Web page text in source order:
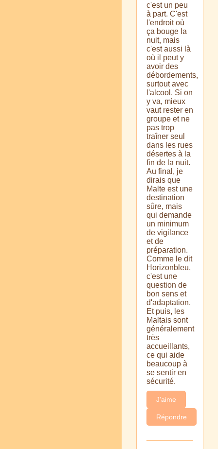
c'est un peu
à part. C'est
l'endroit où
ça bouge la
nuit, mais
c'est aussi là
où il peut y
avoir des
débordements,
surtout avec
l'alcool. Si on
y va, mieux
vaut rester en
groupe et ne
pas trop
traîner seul
dans les rues
désertes à la
fin de la nuit.
Au final, je
dirais que
Malte est une
destination
sûre, mais
qui demande
un minimum
de vigilance
et de
préparation.
Comme le dit
Horizonbleu,
c'est une
question de
bon sens et
d'adaptation.
Et puis, les
Maltais sont
généralement
très
accueillants,
ce qui aide
beaucoup à
se sentir en
sécurité.
J'aime
Répondre